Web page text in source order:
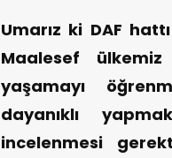
Umarız ki DAF
Maalesef
yaşamayı
dayanıklı
incelenmesi